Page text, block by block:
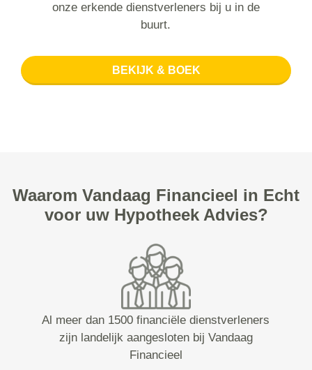
onze erkende dienstverleners bij u in de
buurt.
BEKIJK & BOEK
Waarom Vandaag Financieel in Echt
voor uw Hypotheek Advies?
Al meer dan 1500 financiële dienstverleners
zijn landelijk aangesloten bij Vandaag
Financieel